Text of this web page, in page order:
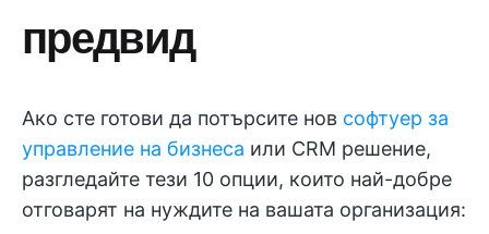
предвид
Ако сте готови да потърсите нов софтуер за
управление на бизнеса или CRM решение,
разгледайте тези 10 опции, които най-добре
отговарят на нуждите на вашата организация: